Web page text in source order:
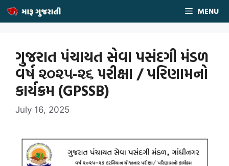
Skip
MENU
ગુજરાત પંચાયત સેવા પસંદગી મંડળ
વર્ષ ૨૦૨૫-૨૬ પરીક્ષા / પરિણામનો
કાર્યક્રમ (GPSSB)
July 16, 2025